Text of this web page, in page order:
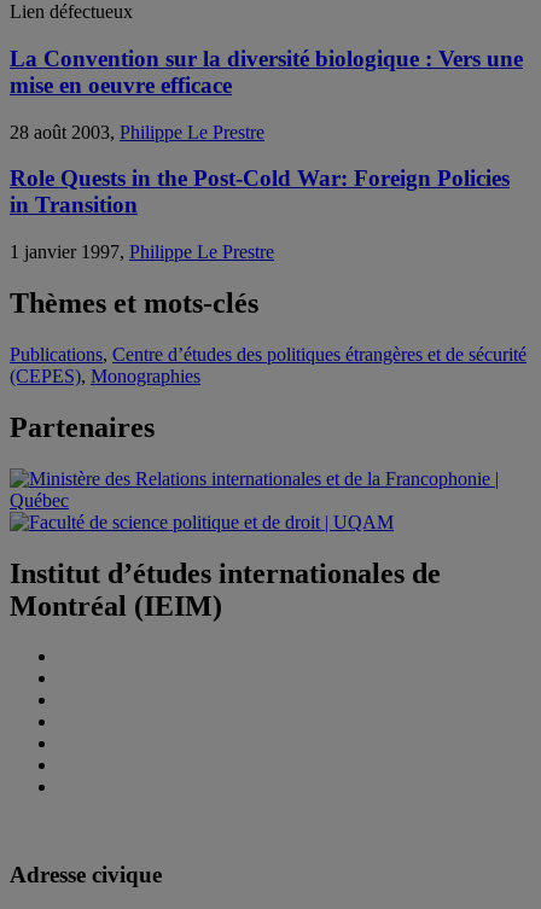
Lien défectueux
La Convention sur la diversité biologique : Vers une
mise en oeuvre efficace
28 août 2003, Philippe Le Prestre
Role Quests in the Post-Cold War: Foreign Policies
in Transition
1 janvier 1997, Philippe Le Prestre
Thèmes et mots-clés
Publications, Centre d’études des politiques étrangères et de sécurité
(CEPES), Monographies
Partenaires
Institut d’études internationales de
Montréal (IEIM)
Adresse civique